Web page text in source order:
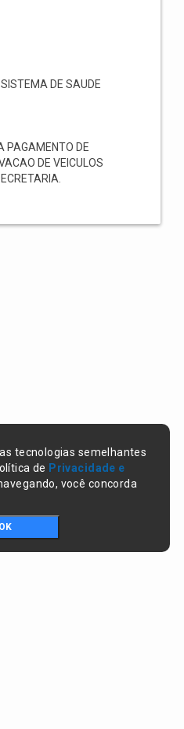
DE SAUDE
PAGAMENTO DE
DE VEICULOS
tecnologias semelhantes
de Privacidade e
você concorda
OK